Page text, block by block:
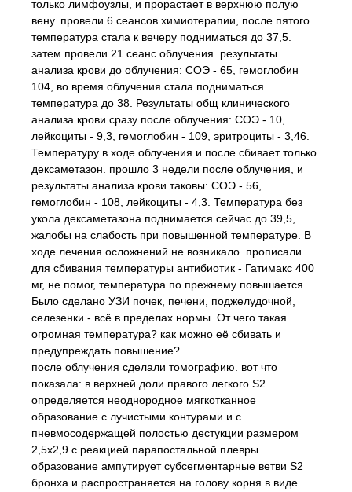
только лимфоузлы, и прорастает в верхнюю полую
вену. провели 6 сеансов химиотерапии, после пятого
температура стала к вечеру подниматься до 37,5.
затем провели 21 сеанс облучения. результаты
анализа крови до облучения: СОЭ - 65, гемоглобин
104, во время облучения стала подниматься
температура до 38. Результаты общ клинического
анализа крови сразу после облучения: СОЭ - 10,
лейкоциты - 9,3, гемоглобин - 109, эритроциты - 3,46.
Температуру в ходе облучения и после сбивает только
дексаметазон. прошло 3 недели после облучения, и
результаты анализа крови таковы: СОЭ - 56,
гемоглобин - 108, лейкоциты - 4,3. Температура без
укола дексаметазона поднимается сейчас до 39,5,
жалобы на слабость при повышенной температуре. В
ходе лечения осложнений не возникало. прописали
для сбивания температуры антибиотик - Гатимакс 400
мг, не помог, температура по прежнему повышается.
Было сделано УЗИ почек, печени, поджелудочной,
селезенки - всё в пределах нормы. От чего такая
огромная температура? как можно её сбивать и
предупреждать повышение?
после облучения сделали томографию. вот что
показала: в верхней доли правого легкого S2
определяется неоднородное мягкотканное
образование с лучистыми контурами и с
пневмосодержащей полостью дестукции размером
2,5х2,9 с реакцией парапостальной плевры.
образование ампутирует субсегментарные ветви S2
бронха и распространяется на голову корня в виде